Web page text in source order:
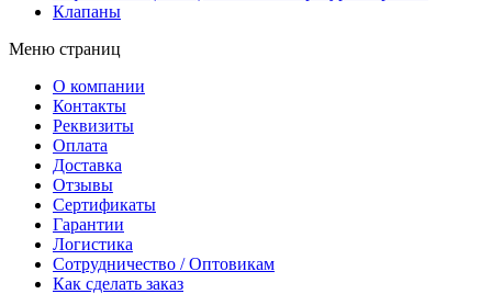
Клапаны
Меню страниц
О компании
Контакты
Реквизиты
Оплата
Доставка
Отзывы
Сертификаты
Гарантии
Логистика
Сотрудничество / Оптовикам
Как сделать заказ